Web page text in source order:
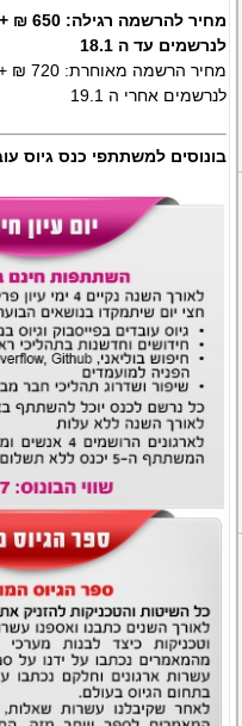
מחיר להרשמה רגילה: 650 ₪ + מע"מ
לנרשמים עד ה 18.1
מחיר הרשמה מאוחרת: 720 ₪ + מע"מ
לנרשמים אחרי ה 19.1
בונוסים למשתתפי כנס גיוס